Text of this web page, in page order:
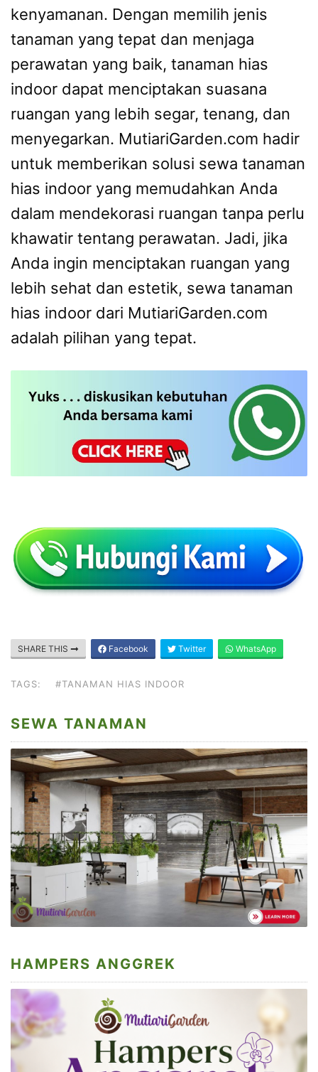
kenyamanan. Dengan memilih jenis
tanaman yang tepat dan menjaga
perawatan yang baik, tanaman hias
indoor dapat menciptakan suasana
ruangan yang lebih segar, tenang, dan
menyegarkan. MutiariGarden.com hadir
untuk memberikan solusi sewa tanaman
hias indoor yang memudahkan Anda
dalam mendekorasi ruangan tanpa perlu
khawatir tentang perawatan. Jadi, jika
Anda ingin menciptakan ruangan yang
lebih sehat dan estetik, sewa tanaman
hias indoor dari MutiariGarden.com
adalah pilihan yang tepat.
SHARE THIS Facebook Twitter WhatsApp
TAGS: #TANAMAN HIAS INDOOR
SEWA TANAMAN
HAMPERS ANGGREK